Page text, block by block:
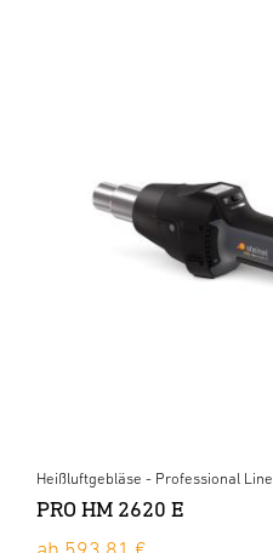
Heißluftgebläse - Professional Line
PRO HM 2620 E